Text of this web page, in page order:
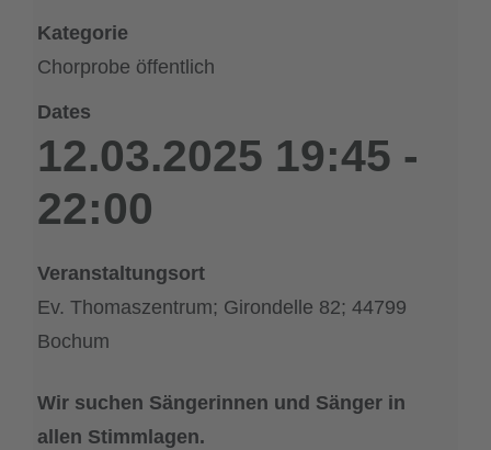
Kategorie
Chorprobe öffentlich
Dates
12.03.2025 19:45 -
22:00
Veranstaltungsort
Ev. Thomaszentrum; Girondelle 82; 44799
Bochum
Wir suchen Sängerinnen und Sänger in
allen Stimmlagen.